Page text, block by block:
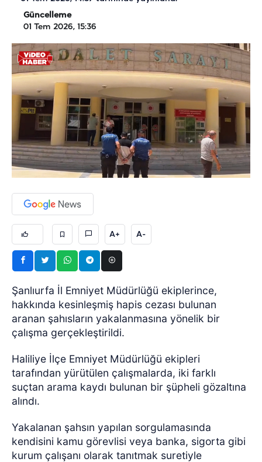
Güncelleme
01 Tem 2026, 15:36
A+ A-
Şanlıurfa İl Emniyet Müdürlüğü ekiplerince,
hakkında kesinleşmiş hapis cezası bulunan
aranan şahısların yakalanmasına yönelik bir
çalışma gerçekleştirildi.
Haliliye İlçe Emniyet Müdürlüğü ekipleri
tarafından yürütülen çalışmalarda, iki farklı
suçtan arama kaydı bulunan bir şüpheli gözaltına
alındı.
Yakalanan şahsın yapılan sorgulamasında
kendisini kamu görevlisi veya banka, sigorta gibi
kurum çalışanı olarak tanıtmak suretiyle